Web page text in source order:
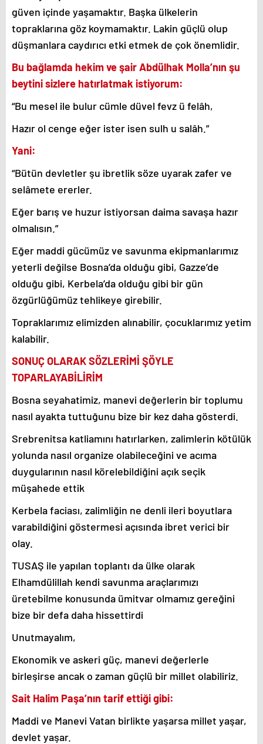
güven içinde yaşamaktır. Başka ülkelerin
topraklarına göz koymamaktır. Lakin güçlü olup
düşmanlara caydırıcı etki etmek de çok önemlidir.
Bu bağlamda hekim ve şair Abdülhak Molla’nın şu
beytini sizlere hatırlatmak istiyorum:
“Bu mesel ile bulur cümle düvel fevz ü felâh,
Hazır ol cenge eğer ister isen sulh u salâh.”
Yani:
“Bütün devletler şu ibretlik söze uyarak zafer ve
selâmete ererler.
Eğer barış ve huzur istiyorsan daima savaşa hazır
olmalısın.”
Eğer maddi gücümüz ve savunma ekipmanlarımız
yeterli değilse Bosna’da olduğu gibi, Gazze’de
olduğu gibi, Kerbela’da olduğu gibi bir gün
özgürlüğümüz tehlikeye girebilir.
Topraklarımız elimizden alınabilir, çocuklarımız yetim
kalabilir.
SONUÇ OLARAK SÖZLERİMİ ŞÖYLE
TOPARLAYABİLİRİM
Bosna seyahatimiz, manevi değerlerin bir toplumu
nasıl ayakta tuttuğunu bize bir kez daha gösterdi.
Srebrenitsa katliamını hatırlarken, zalimlerin kötülük
yolunda nasıl organize olabileceğini ve acıma
duygularının nasıl körelebildiğini açık seçik
müşahede ettik
Kerbela faciası, zalimliğin ne denli ileri boyutlara
varabildiğini göstermesi açısında ibret verici bir
olay.
TUSAŞ ile yapılan toplantı da ülke olarak
Elhamdülillah kendi savunma araçlarımızı
üretebilme konusunda ümitvar olmamız gereğini
bize bir defa daha hissettirdi
Unutmayalım,
Ekonomik ve askeri güç, manevi değerlerle
birleşirse ancak o zaman güçlü bir millet olabiliriz.
Sait Halim Paşa’nın tarif ettiği gibi:
Maddi ve Manevi Vatan birlikte yaşarsa millet yaşar,
devlet yaşar.